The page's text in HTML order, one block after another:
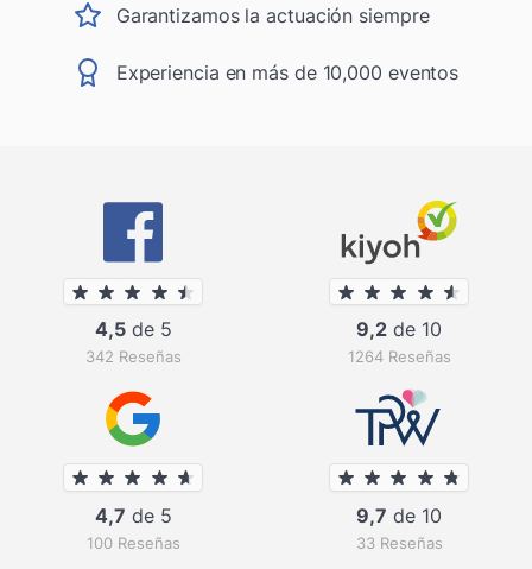
Garantizamos la actuación siempre
Experiencia en más de 10,000 eventos
4,5de 5
342 Reseñas
9,2 de 10
1264 Reseñas
4,7 de 5
100 Reseñas
9,7 de 10
33 Reseñas